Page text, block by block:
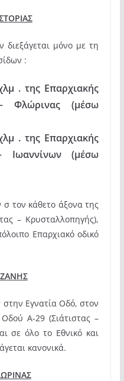
μόνο με τη
:
. της Επαρχιακής
Φλώρινας (μέσω
. της Επαρχιακής
Ιωαννίνων (μέσω
τον κάθετο άξονα της
– Κρυσταλλοπηγής),
Επαρχιακό οδικό
Εγνατία Οδό, στον
Α-29 (Σιάτιστας –
σε όλο το Εθνικό και
κανονικά.